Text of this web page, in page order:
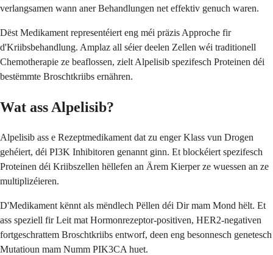
verlangsamen wann aner Behandlungen net effektiv genuch waren.
Dëst Medikament representéiert eng méi präzis Approche fir
d'Kriibsbehandlung. Amplaz all séier deelen Zellen wéi traditionell
Chemotherapie ze beaflossen, zielt Alpelisib spezifesch Proteinen déi
bestëmmte Broschtkriibs ernähren.
Wat ass Alpelisib?
Alpelisib ass e Rezeptmedikament dat zu enger Klass vun Drogen
gehéiert, déi PI3K Inhibitoren genannt ginn. Et blockéiert spezifesch
Proteinen déi Kriibszellen hëllefen an Ärem Kierper ze wuessen an ze
multiplizéieren.
D'Medikament kënnt als mëndlech Pëllen déi Dir mam Mond hëlt. Et
ass speziell fir Leit mat Hormonrezeptor-positiven, HER2-negativen
fortgeschrattem Broschtkriibs entworf, deen eng besonnesch genetesch
Mutatioun mam Numm PIK3CA huet.